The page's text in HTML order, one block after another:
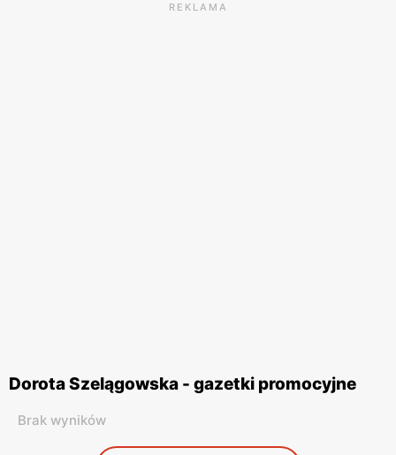
REKLAMA
Dorota Szelągowska - gazetki promocyjne
Brak wyników